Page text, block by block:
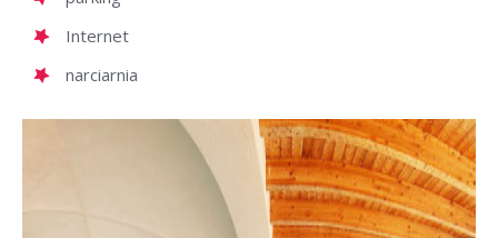
Internet
narciarnia